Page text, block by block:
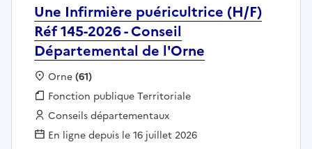
Une Infirmière puéricultrice (H/F)
Réf 145-2026 - Conseil
Départemental de l'Orne
Localisation :
Orne(61)
Fonction publique :
Fonction publique Territoriale
Employeur :
Conseils départementaux
En ligne depuis le 16 juillet 2026